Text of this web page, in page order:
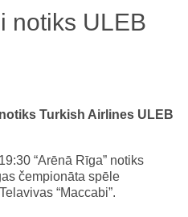
notiks ULEB
Turkish Airlines ULEB
“Arēnā Rīga” notiks
čempionāta spēle
“Maccabi”.